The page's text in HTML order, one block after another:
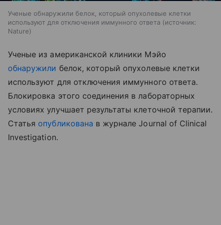
Ученые обнаружили белок, который опухолевые клетки
используют для отключения иммунного ответа
источник:
Nature
Ученые из американской клиники Мэйо
обнаружили белок, который опухолевые клетки
используют для отключения иммунного ответа.
Блокировка этого соединения в лабораторных
условиях улучшает результаты клеточной терапии.
Статья опубликована в журнале Journal of Clinical
Investigation.